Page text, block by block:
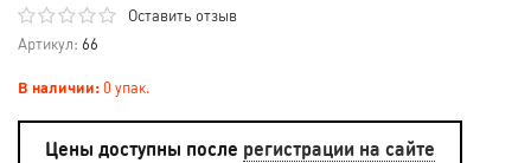
Оставить отзыв
Артикул: 66
В наличии:0 упак.
Цены доступны после регистрации на сайте